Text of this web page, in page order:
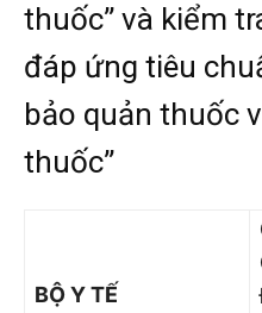
thuốc” và kiểm
đáp ứng tiêu
bảo quản thuốc
thuốc”
BỘ Y TẾ